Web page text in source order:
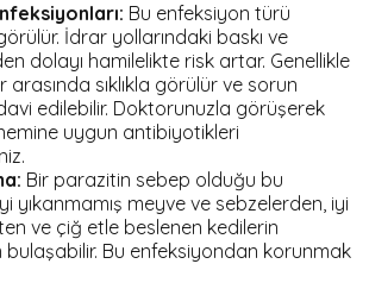
Bu enfeksiyon türü
İdrar yollarındaki baskı ve
dolayı hamilelikte risk artar. Genellikle
arasında sıklıkla görülür ve sorun
edilebilir. Doktorunuzla görüşerek
uygun antibiyotikleri
Bir parazitin sebep olduğu bu
yıkanmamış meyve ve sebzelerden, iyi
ve çiğ etle beslenen kedilerin
bulaşabilir. Bu enfeksiyondan korunmak